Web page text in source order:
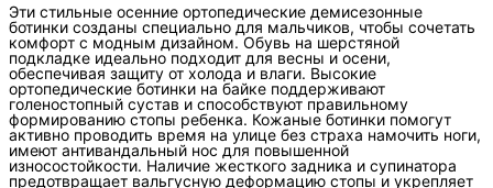
Эти стильные осенние ортопедические демисезонные
ботинки созданы специально для мальчиков, чтобы сочетать
комфорт с модным дизайном. Обувь на шерстяной
подкладке идеально подходит для весны и осени,
обеспечивая защиту от холода и влаги. Высокие
ортопедические ботинки на байке поддерживают
голеностопный сустав и способствуют правильному
формированию стопы ребенка. Кожаные ботинки помогут
активно проводить время на улице без страха намочить ноги,
имеют антивандальный нос для повышенной
износостойкости. Наличие жесткого задника и супинатора
предотвращает вальгусную деформацию стопы и укрепляет